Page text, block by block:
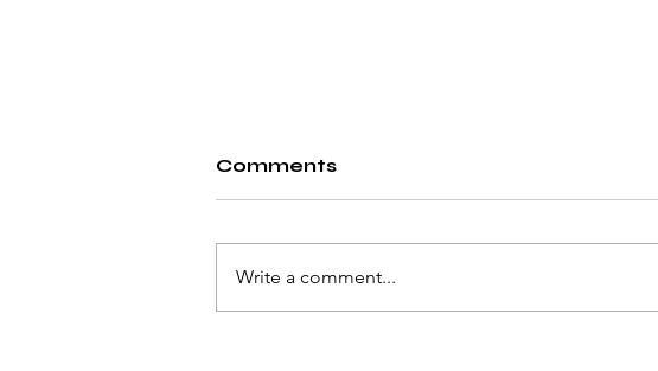
Comments
Write a comment...